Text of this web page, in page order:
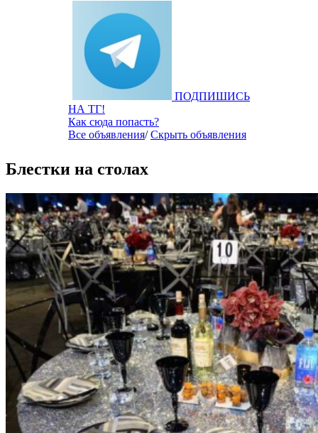
ПОДПИШИСЬ
НА ТГ!
Как сюда попасть?
Все объявления/Скрыть объявления
Блестки на столах